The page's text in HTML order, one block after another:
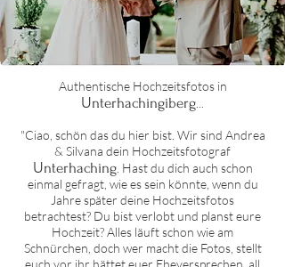
Authentische Hochzeitsfotos in
Unterhachingiberg
"Ciao, schön das du hier bist. Wir sind Andrea
& Silvana dein Hochzeitsfotograf
Unterhaching. Hast du dich auch schon
einmal gefragt, wie es sein könnte, wenn du
Jahre später deine Hochzeitsfotos
betrachtest? Du bist verlobt und planst eure
Hochzeit? Alles läuft schon wie am
Schnürchen, doch wer macht die Fotos, stellt
euch vor ihr hättet euer Eheversprechen, all